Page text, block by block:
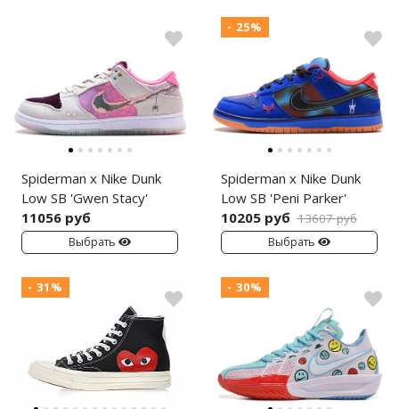
Spiderman x Nike Dunk
Low SB 'Gwen Stacy'
11056 руб
Выбрать
- 25%
Spiderman x Nike Dunk
Low SB 'Peni Parker'
10205 руб 13607 руб
Выбрать
- 31% - 30%